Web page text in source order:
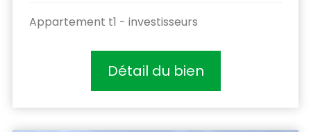
Appartement t1 - investisseurs
Détail du bien